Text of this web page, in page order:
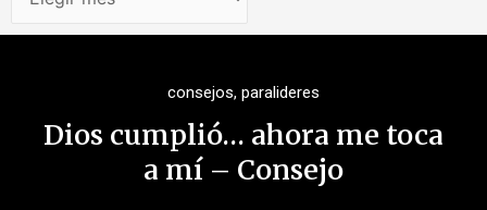
consejos, paralideres
Dios cumplió… ahora me toca
a mí – Consejo